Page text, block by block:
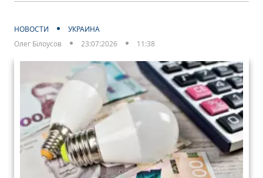
НОВОСТИ
УКРАИНА
Олег Білоусов
23:07:2026 11:38